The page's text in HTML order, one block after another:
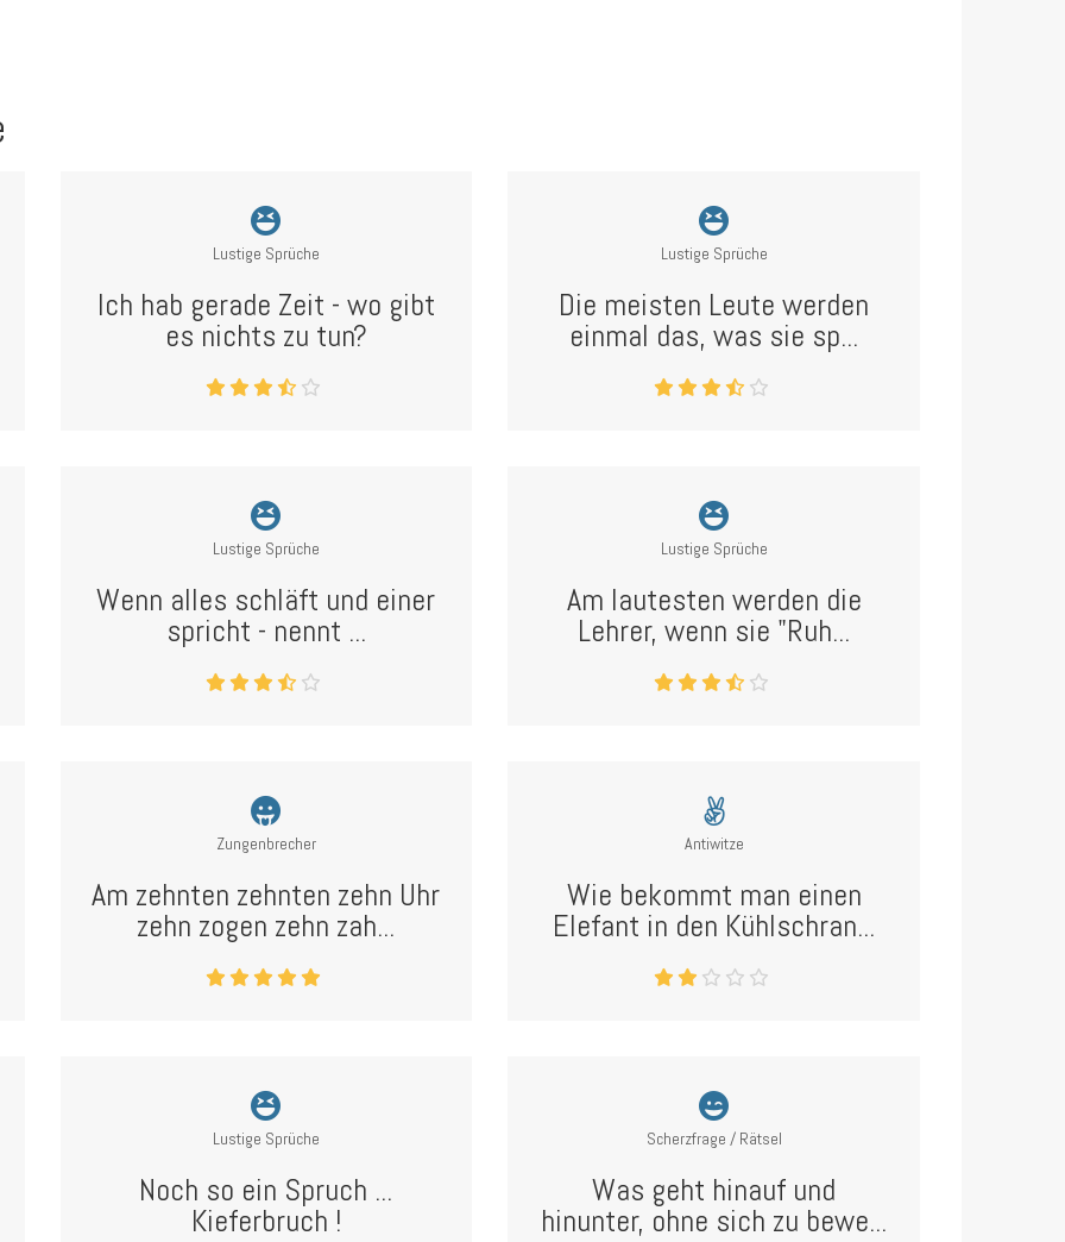
Lustige Sprüche
Ich hab gerade Zeit - wo gibt
es nichts zu tun?
Lustige Sprüche
Die meisten Leute werden
einmal das, was sie sp...
Lustige Sprüche
Wenn alles schläft und einer
spricht - nennt ...
Lustige Sprüche
Am lautesten werden die
Lehrer, wenn sie "Ruh...
Zungenbrecher
Am zehnten zehnten zehn Uhr
zehn zogen zehn zah...
Antiwitze
Wie bekommt man einen
Elefant in den Kühlschran...
Lustige Sprüche
Noch so ein Spruch ...
Kieferbruch !
Scherzfrage / Rätsel
Was geht hinauf und
hinunter, ohne sich zu bewe...